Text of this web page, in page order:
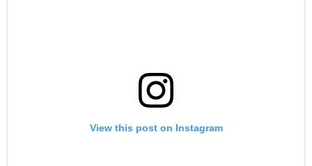
View this post on Instagram